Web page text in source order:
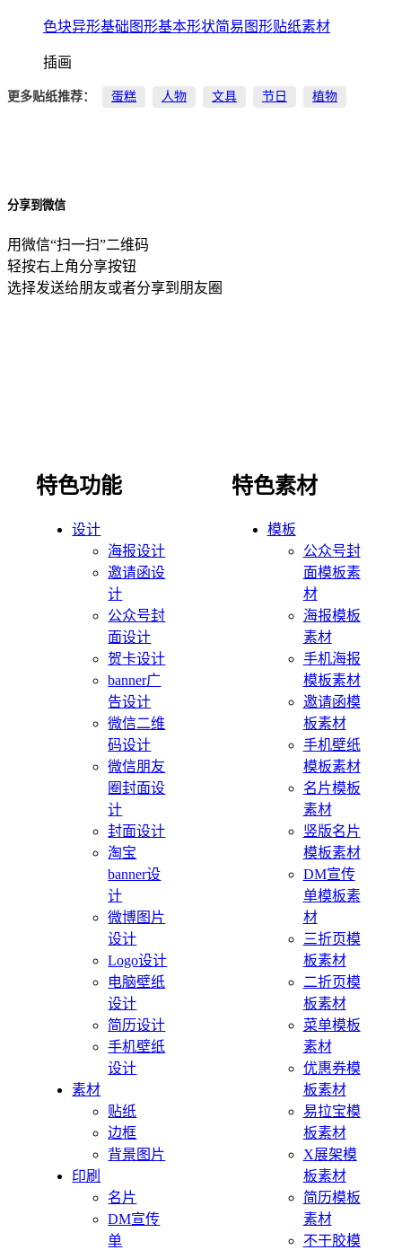
色块异形基础图形基本形状简易图形贴纸素材
插画
更多贴纸推荐： 蛋糕 人物 文具 节日 植物
分享到微信
用微信“扫一扫”二维码
轻按右上角分享按钮
选择发送给朋友或者分享到朋友圈
特色功能
设计
海报设计
邀请函设
计
公众号封
面设计
贺卡设计
banner广
告设计
微信二维
码设计
微信朋友
圈封面设
计
封面设计
淘宝
banner设
计
微博图片
设计
Logo设计
电脑壁纸
设计
简历设计
手机壁纸
设计
素材
贴纸
边框
背景图片
印刷
名片
DM宣传
单
特色素材
模板
公众号封
面模板素
材
海报模板
素材
手机海报
模板素材
邀请函模
板素材
手机壁纸
模板素材
名片模板
素材
竖版名片
模板素材
DM宣传
单模板素
材
三折页模
板素材
二折页模
板素材
菜单模板
素材
优惠券模
板素材
易拉宝模
板素材
X展架模
板素材
简历模板
素材
不干胶模